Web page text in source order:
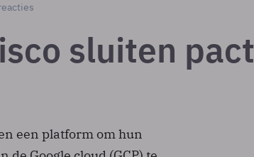
sluiten pact
een platform om hun